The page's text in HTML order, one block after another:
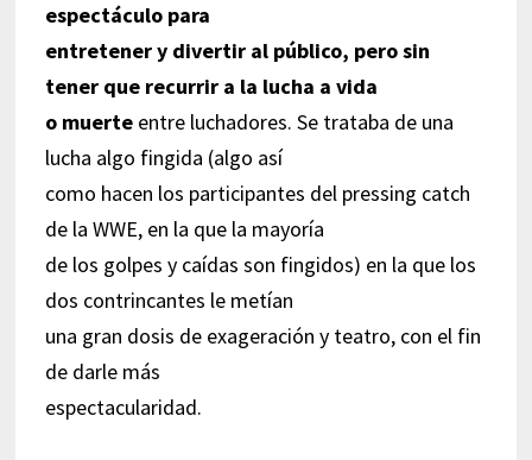
espectáculo para
entretener y divertir al público, pero sin
tener que recurrir a la lucha a vida
o muerteentre luchadores. Se trataba de una
lucha algo fingida (algo así
como hacen los participantes del pressing catch
de la WWE, en la que la mayoría
de los golpes y caídas son fingidos) en la que los
dos contrincantes le metían
una gran dosis de exageración y teatro, con el fin
de darle más
espectacularidad.